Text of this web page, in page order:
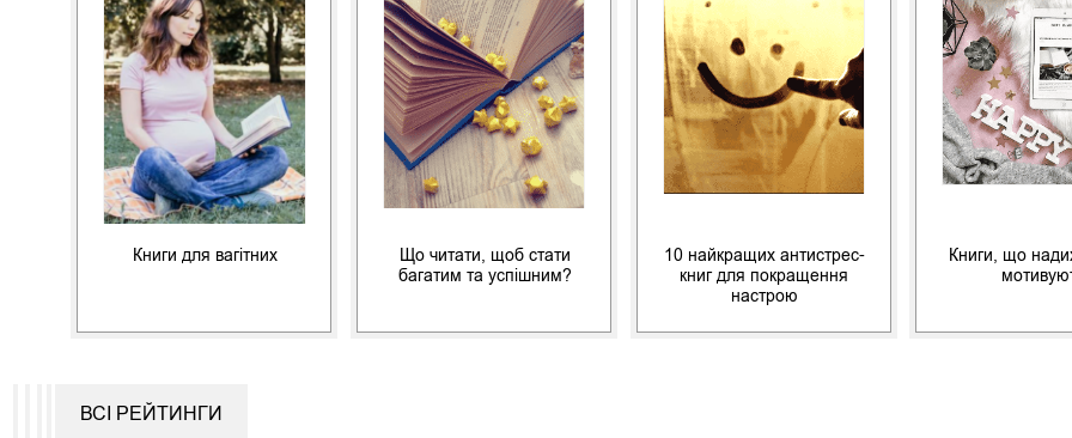
Книги для вагітних
Що читати, щоб стати
багатим та успішним?
10 найкращих антистрес-
книг для покращення
настрою
Книги, що
ВСІ РЕЙТИНГИ